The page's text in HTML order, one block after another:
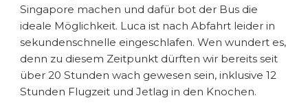
Singapore machen und dafür bot der Bus die
ideale Möglichkeit. Luca ist nach Abfahrt leider in
sekundenschnelle eingeschlafen. Wen wundert es,
denn zu diesem Zeitpunkt dürften wir bereits seit
über 20 Stunden wach gewesen sein, inklusive 12
Stunden Flugzeit und Jetlag in den Knochen.